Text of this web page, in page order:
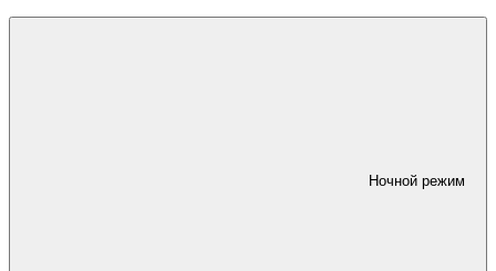
Ночной режим